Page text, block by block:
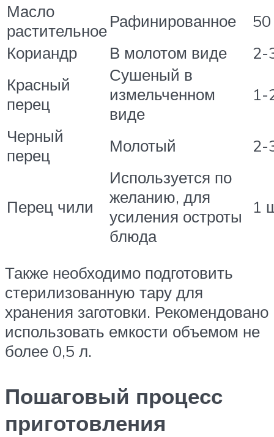
Масло
растительноеРафинированное
Кориандр
В молотом виде
2-
Красный
перец
Сушеный в
измельченном
виде
1-
Черный
перец
Молотый 2-
Перец чили
Используется по
желанию, для
усиления остроты
блюда
1
Также необходимо подготовить
стерилизованную тару для
хранения заготовки. Рекомендовано
использовать емкости объемом не
более 0,5 л.
Пошаговый процесс
приготовления